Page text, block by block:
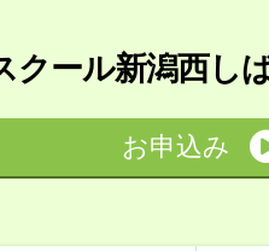
クール新潟西し
お申込み